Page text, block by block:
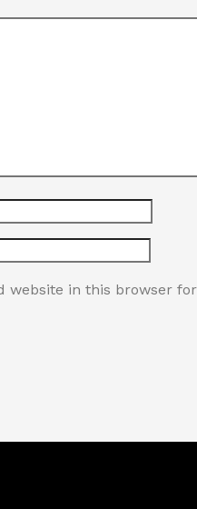
website in this browser